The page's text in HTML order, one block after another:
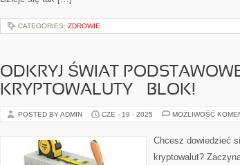
CATEGORIES: ZDROWIE
ODKRYJ ŚWIAT
KRYPTOWALUTY – BLOK!
POSTED BY ADMIN CZE - 19 - 2025 MOŻLIWOŚĆ
Chcesz dowiedzieć
kryptowalut?